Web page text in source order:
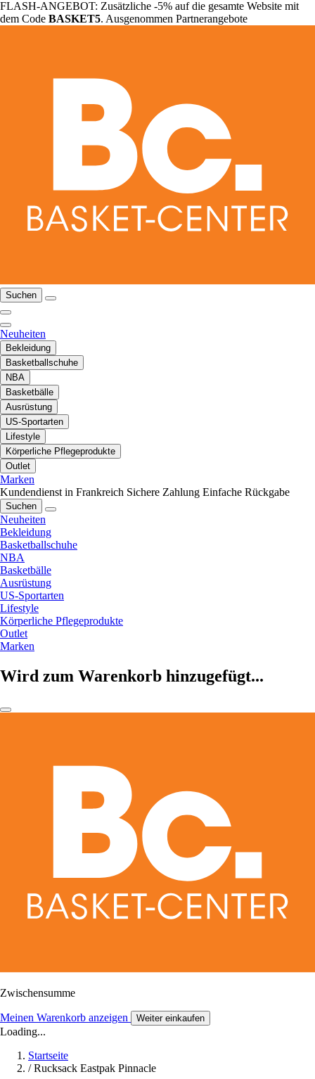
FLASH-ANGEBOT: Zusätzliche -5% auf die gesamte Website mit
dem Code BASKET5. Ausgenommen Partnerangebote
Suchen
Neuheiten
Bekleidung
Basketballschuhe
NBA
Basketbälle
Ausrüstung
US-Sportarten
Lifestyle
Körperliche Pflegeprodukte
Outlet
Marken
Kundendienst in Frankreich Sichere Zahlung Einfache Rückgabe
Suchen
Neuheiten
Bekleidung
Basketballschuhe
NBA
Basketbälle
Ausrüstung
US-Sportarten
Lifestyle
Körperliche Pflegeprodukte
Outlet
Marken
Wird zum Warenkorb hinzugefügt...
Zwischensumme
Meinen Warenkorb anzeigen Weiter einkaufen
Loading...
Startseite
/ Rucksack Eastpak Pinnacle